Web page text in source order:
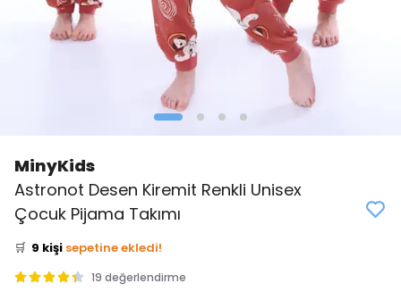
MinyKids
Astronot Desen Kiremit Renkli Unisex
Çocuk Pijama Takımı
👀 Şu an 0 kişi
inceliyor!
⭐️
13 kişi
🛒 9 kişi sepetine ekledi!
✅
Bugün 5 adet19 değerlendirme